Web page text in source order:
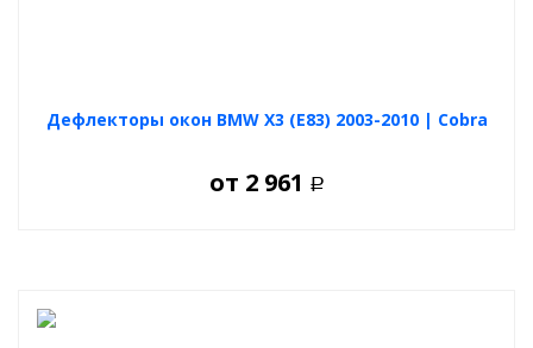
Дефлекторы окон BMW X3 (E83) 2003-2010 | Cobra
от 2 961 Р